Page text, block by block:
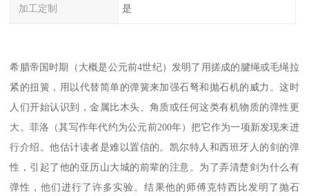
加工定制 是
希腊帝国时期（大概是公元前4世纪）发明了用搓成的腱绳或毛绳拉
紧的扭簧，用以代替简单的弹簧来加强石弩和抛石机的威力。这时
人们开始认识到，金属比木头、角质或任何这类有机物质的弹性更
大。菲洛（其写作年代约为公元前200年）把它作为一项新发现来进
行介绍。他估计读者是难以置信的。凯尔特人和西班牙人的剑的弹
性，引起了他的亚历山大城的前辈的注意。为了弄清楚剑为什么有
弹性，他们进行了许多实验。结果他的师傅克特西比发明了抛石